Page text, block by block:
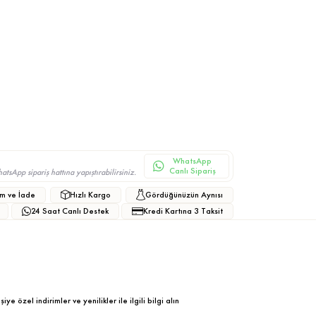
sipariş hattına yapıştırabilirsiniz.
WhatsApp
Canlı Sipariş
ve İade Hızlı Kargo
Gördüğünüzün Aynısı
24 Saat Canlı Destek
Kredi Kartına 3 Taksit
özel indirimler ve yenilikler ile ilgili bilgi alın